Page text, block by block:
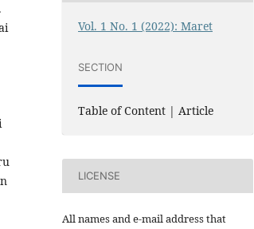
Vol. 1 No. 1 (2022): Maret
SECTION
Table of Content | Article
LICENSE
All names and e-mail address that